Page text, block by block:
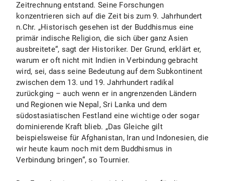
Zeitrechnung entstand. Seine Forschungen
konzentrieren sich auf die Zeit bis zum 9. Jahrhundert
n.Chr. „Historisch gesehen ist der Buddhismus eine
primär indische Religion, die sich über ganz Asien
ausbreitete“, sagt der Historiker. Der Grund, erklärt er,
warum er oft nicht mit Indien in Verbindung gebracht
wird, sei, dass seine Bedeutung auf dem Subkontinent
zwischen dem 13. und 19. Jahrhundert radikal
zurückging – auch wenn er in angrenzenden Ländern
und Regionen wie Nepal, Sri Lanka und dem
südostasiatischen Festland eine wichtige oder sogar
dominierende Kraft blieb. „Das Gleiche gilt
beispielsweise für Afghanistan, Iran und Indonesien, die
wir heute kaum noch mit dem Buddhismus in
Verbindung bringen“, so Tournier.